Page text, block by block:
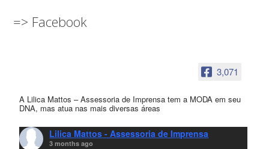
=> Facebook
3,071
A Lilica Mattos – Assessoria de Imprensa tem a MODA em seu
DNA, mas atua nas mais diversas áreas
Lilica Mattos - Assessoria de Imprensa
3 months ago